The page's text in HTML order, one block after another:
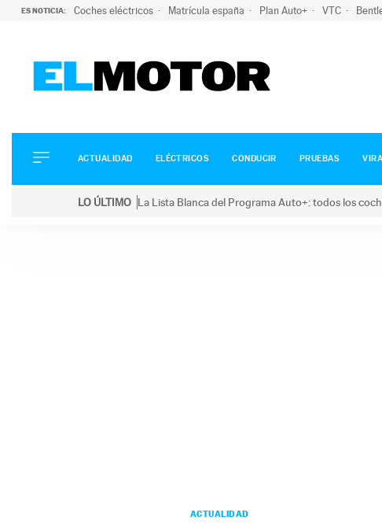
ES NOTICIA: Coches eléctricos Matrícula españa Plan Auto+ VTC
ELÉCTRICOS
CONDUCIR
ACTUALIDAD ELÉCTRICOS CONDUCIR PRUEBAS
LO ÚLTIMO La Lista Blanca del Programa Auto+: todos los
ACTUALIDAD